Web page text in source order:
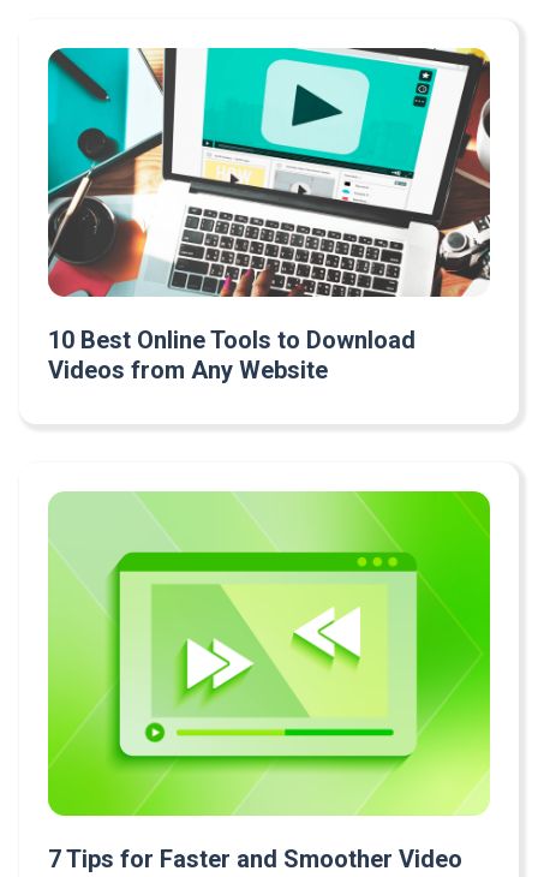
10 Best Online Tools to Download
Videos from Any Website
7 Tips for Faster and Smoother Video